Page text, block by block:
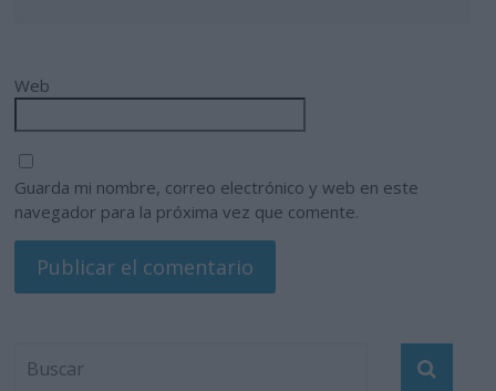
Web
Guarda mi nombre, correo electrónico y web en este
navegador para la próxima vez que comente.